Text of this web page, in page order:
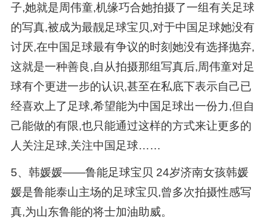
子,她就是周伟童,机缘巧合她拍摄了一组有关足球
的写真,被成为最靓足球宝贝,对于中国足球她没有
讨厌,在中国足球最有争议的时刻她没有选择抛弃,
这就是一种善良,自从拍摄那组写真后,周伟童对足
球有个更进一步的认识,甚至在私底下表示自己已
经喜欢上了足球,希望能为中国足球出一份力,但自
己能做的有限,也只能通过这样的方式来让更多的
人关注足球,关注中国足球……
5、韩媛媛——鲁能足球宝贝 24岁济南女孩韩媛
媛是鲁能泰山主场的足球宝贝,曾多次拍摄性感写
真,为山东鲁能的将士加油助威。